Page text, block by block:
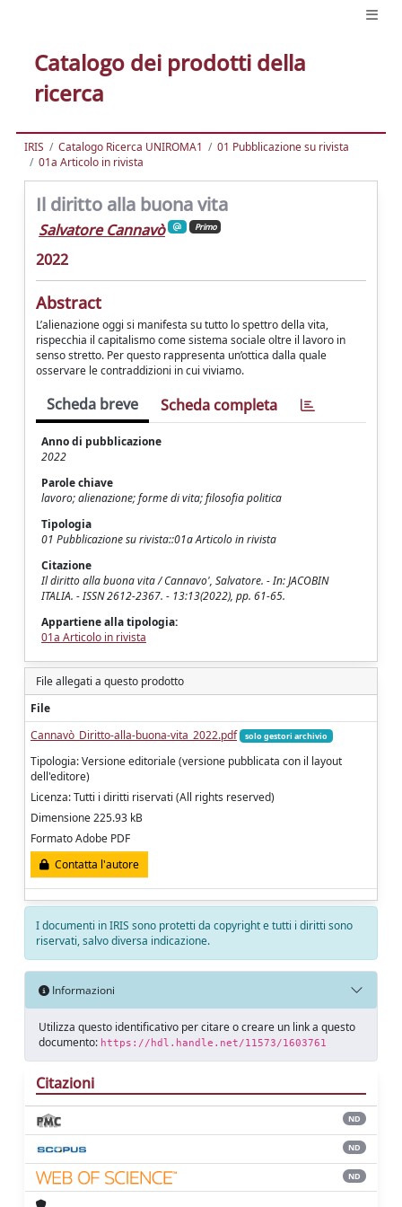
Catalogo dei prodotti della
ricerca
IRIS Catalogo Ricerca UNIROMA1
01 Pubblicazione su rivista
01a Articolo in rivista
Il diritto alla buona vita
Salvatore Cannavò Primo
2022
Abstract
L’alienazione oggi si manifesta su tutto lo spettro della vita,
rispecchia il capitalismo come sistema sociale oltre il lavoro in
senso stretto. Per questo rappresenta un’ottica dalla quale
osservare le contraddizioni in cui viviamo.
Scheda breve Scheda completa
Anno di pubblicazione
2022
Parole chiave
lavoro; alienazione; forme di vita; filosofia politica
Tipologia
01 Pubblicazione su rivista::01a Articolo in rivista
Citazione
Il diritto alla buona vita / Cannavo', Salvatore. - In: JACOBIN
ITALIA. - ISSN 2612-2367. - 13:13(2022), pp. 61-65.
Appartiene alla tipologia:
01a Articolo in rivista
File allegati a questo prodotto
File
Cannavò_Diritto-alla-buona-vita_2022.pdf
solo gestori archivio
Tipologia: Versione editoriale (versione pubblicata con il layout
dell'editore)
Licenza: Tutti i diritti riservati (All rights reserved)
Dimensione 225.93 kB
Formato Adobe PDF
Contatta l'autore
I documenti in IRIS sono protetti da copyright e tutti i diritti sono
riservati, salvo diversa indicazione.
Informazioni
Utilizza questo identificativo per citare o creare un link a questo
documento: https://hdl.handle.net/11573/1603761
Citazioni
ND
ND
ND